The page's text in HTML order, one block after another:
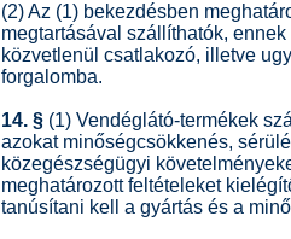
(2) Az (1) bekezdésben
megtartásával szállíthatók,
közvetlenül csatlakozó, illetve
forgalomba.
14. § (1) Vendéglátó-termékek
azokat minőségcsökkenés,
közegészségügyi
meghatározott feltételeket
tanúsítani kell a gyártás és a